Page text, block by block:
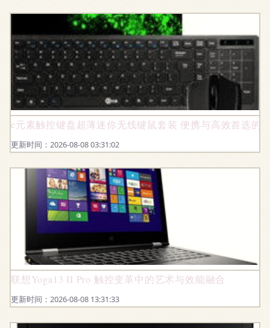
e元素触控键盘超薄迷你无线键鼠套装 便携与高效首选的
更新时间：2026-08-08 03:31:02
联想Yoga13 II Pro 触控变革中的艺术与效能融合
更新时间：2026-08-08 13:31:33